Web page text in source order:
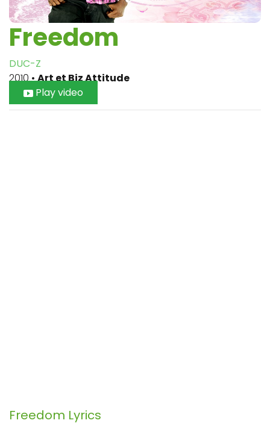
Freedom
DUC-Z
2010•Art et Biz Attitude
Play video
Freedom Lyrics